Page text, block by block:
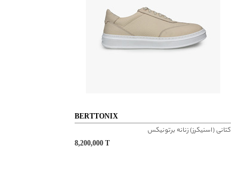
BERTTONIX
کتانی (اسنیکرز) زنانه برتونیکس
8,200,000 T